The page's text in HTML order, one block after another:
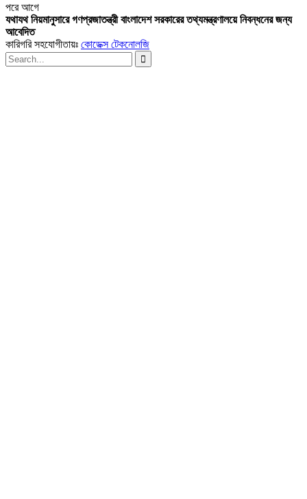
পরেআগে
যথাযথ নিয়মানুসারে গণপ্রজাতন্ত্রী বাংলাদেশ সরকারের তথ্যমন্ত্রণালয়ে নিবন্ধনের জন্য
আবেদিত
কারিগরি সহযোগীতায়ঃ কোডেক্স টেকনোলজি